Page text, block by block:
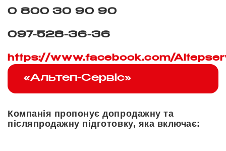
0 800 30 90 90
097-528-36-36
https://www.facebook.com/
«Альтеп-Сервіс»
Компанія пропонує допродажну та
післяпродажну підготовку, яка включає: